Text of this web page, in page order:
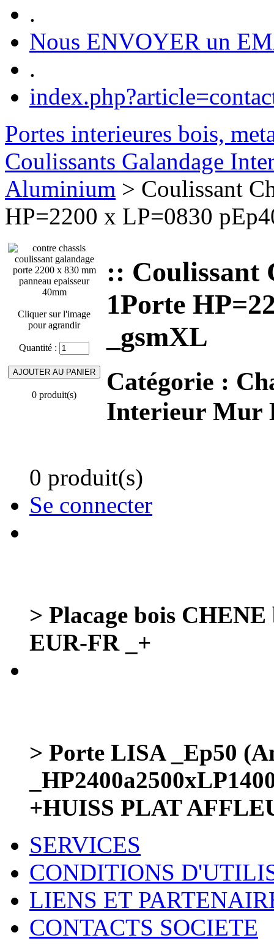
.
Nous ENVOYER un
.
Portes interieures bois,
Coulissants Galandage
Aluminium > Coulissant
HP=2200 x LP=0830
Cliquer sur l'image
pour agrandir
Quantité :
0 produit(s)
:: Coulissant
1Porte
_gsmXL
Catégorie :
Interieur Mur
0 produit(s)
Se connecter
> Placage bois
EUR-FR _+
> Porte LISA _Ep50
+HUISS PLAT
SERVICES
CONDITIONS
LIENS ET
CONTACTS SOCIETE